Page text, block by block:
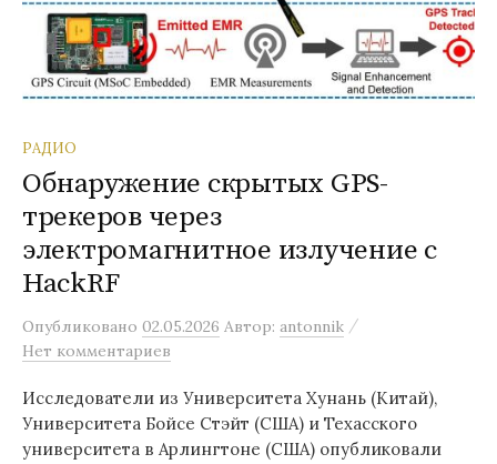
РАДИО
Обнаружение скрытых GPS-
трекеров через
электромагнитное излучение с
HackRF
Опубликовано 02.05.2026 Автор: antonnik /
Нет комментариев
Исследователи из Университета Хунань (Китай),
Университета Бойсе Стэйт (США) и Техасского
университета в Арлингтоне (США) опубликовали